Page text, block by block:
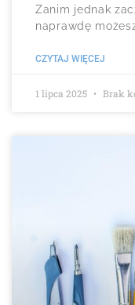
Zanim jednak
naprawdę
CZYTAJ WIĘCEJ
1 lipca 2025 Brak